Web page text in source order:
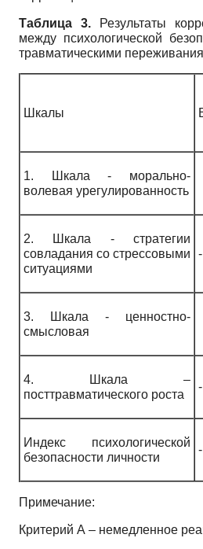
Таблица 3. Результаты
между психологической
травматическими
Шкалы
1. Шкала - морально-
волевая урегулированность
2. Шкала - стратегии
совладания со стрессовыми
ситуациями
3. Шкала - ценностно-
смысловая
4. Шкала –
посттравматического роста
Индекс психологической
безопасности личности
Примечание:
Критерий А – немедленное